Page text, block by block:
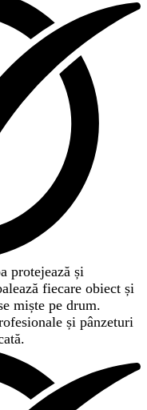
protejează și
fiecare obiect și
miște pe drum.
și pânzeturi